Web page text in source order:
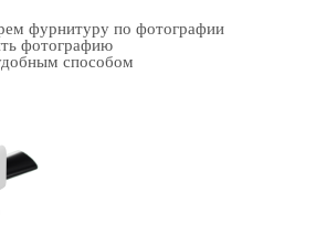
фурнитуру по фотографии
фотографию
способом